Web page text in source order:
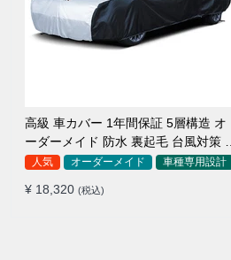
高級 車カバー 1年間保証 5層構造 オ
ーダーメイド 防水 裏起毛 台風対策 黄
砂対策 車種専用
人気 オーダーメイド 車種専用設計
¥ 18,320 (税込)